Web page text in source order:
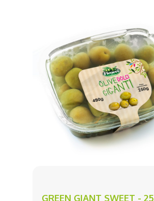
GREEN GIANT SWEET -